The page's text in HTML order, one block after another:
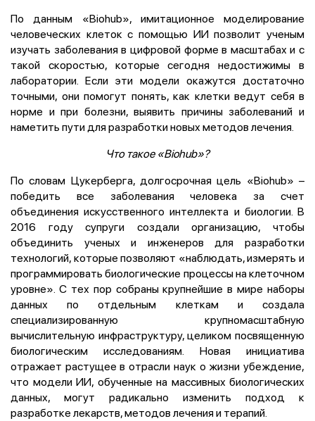
По данным «Biohub», имитационное моделирование
человеческих клеток с помощью ИИ позволит ученым
изучать заболевания в цифровой форме в масштабах и с
такой скоростью, которые сегодня недостижимы в
лаборатории. Если эти модели окажутся достаточно
точными, они помогут понять, как клетки ведут себя в
норме и при болезни, выявить причины заболеваний и
наметить пути для разработки новых методов лечения.
Что такое «Biohub»?
По словам Цукерберга, долгосрочная цель «Biohub» –
победить все заболевания человека за счет
объединения искусственного интеллекта и биологии. В
2016 году супруги создали организацию, чтобы
объединить ученых и инженеров для разработки
технологий, которые позволяют «наблюдать, измерять и
программировать биологические процессы на клеточном
уровне». С тех пор собраны крупнейшие в мире наборы
данных по отдельным клеткам и создала
специализированную крупномасштабную
вычислительную инфраструктуру, целиком посвященную
биологическим исследованиям. Новая инициатива
отражает растущее в отрасли наук о жизни убеждение,
что модели ИИ, обученные на массивных биологических
данных, могут радикально изменить подход к
разработке лекарств, методов лечения и терапий.